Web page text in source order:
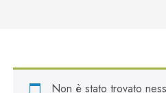
Non è stato trovato